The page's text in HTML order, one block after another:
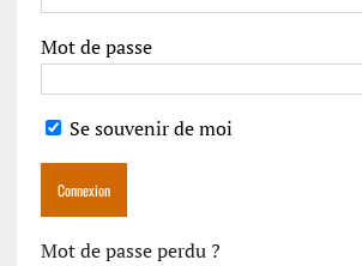
Mot de passe
Se souvenir de moi
Mot de passe perdu ?